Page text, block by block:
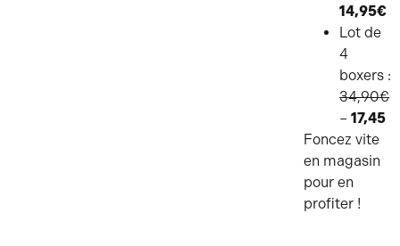
14,95€
Lot de
4
boxers :
34,90€
–17,45
Foncez vite
en magasin
pour en
profiter !